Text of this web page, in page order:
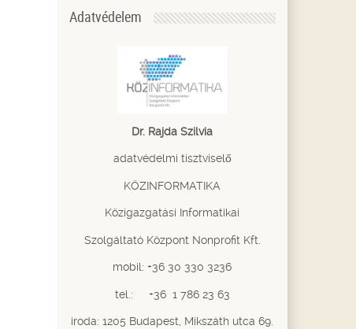
Adatvédelem
Dr. Rajda Szilvia
adatvédelmi tisztviselő
KÖZINFORMATIKA
Közigazgatási Informatikai
Szolgáltató Központ Nonprofit Kft.
mobil: +36 30 330 3236
tel.: +36 1 786 23 63
iroda: 1205 Budapest, Mikszáth utca 69.